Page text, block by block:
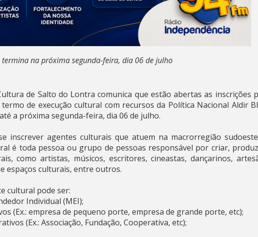
termina na próxima segunda-feira, dia 06 de julho
de Salto do Lontra comunica que estão abertas as inscrições
de execução cultural com recursos da Política Nacional Aldir
a próxima segunda-feira, dia 06 de julho.
inscrever agentes culturais que atuem na macrorregião
é toda pessoa ou grupo de pessoas responsável por criar,
como artistas, músicos, escritores, cineastas, dançarinos,
espaços culturais, entre outros.
cultural pode ser:
Individual (MEI);
(Ex.: empresa de pequeno porte, empresa de grande porte, etc);
(Ex.: Associação, Fundação, Cooperativa, etc);